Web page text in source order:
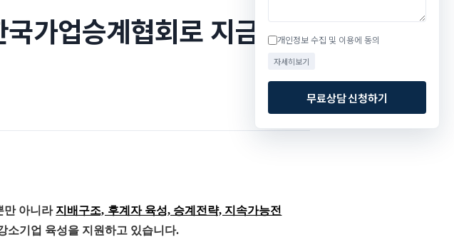
가업승계협회로 지금
만 아니라 지배구조, 후계자 육성, 승계전략, 지속가능전
소기업 육성을 지원하고 있습니다.
개인정보 수집 및 이용에 동의
자세히보기
무료상담 신청하기